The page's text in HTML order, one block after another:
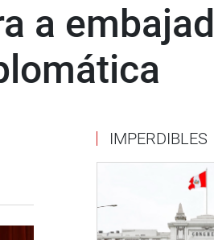
a
IMPERDIBLES